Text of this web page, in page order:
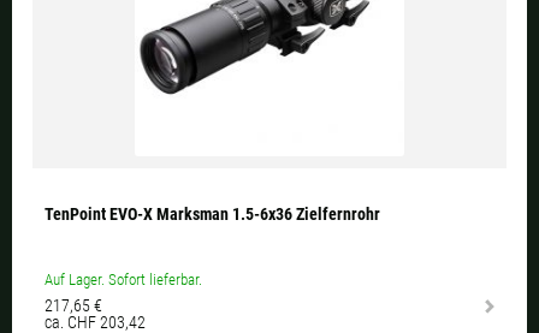
TenPoint EVO-X Marksman 1.5-6x36 Zielfernrohr
Auf Lager. Sofort lieferbar.
217,65 €
ca. CHF 203,42